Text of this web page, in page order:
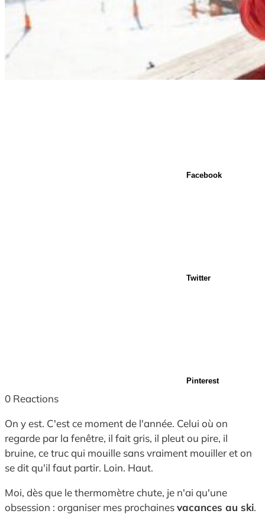
Facebook
Twitter
Pinterest
0 Reactions
On y est. C'est ce moment de l'année. Celui où on
regarde par la fenêtre, il fait gris, il pleut ou pire, il
bruine, ce truc qui mouille sans vraiment mouiller et on
se dit qu'il faut partir. Loin. Haut.
Moi, dès que le thermomètre chute, je n'ai qu'une
obsession : organiser mes prochainesvacances au ski.